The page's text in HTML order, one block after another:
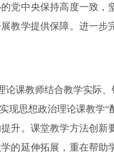
党中央保持高度一致
教学提供保障。进一
课教师结合教学实际、
现思想政治理论课教学
升。课堂教学方法创
的延伸拓展，重在帮